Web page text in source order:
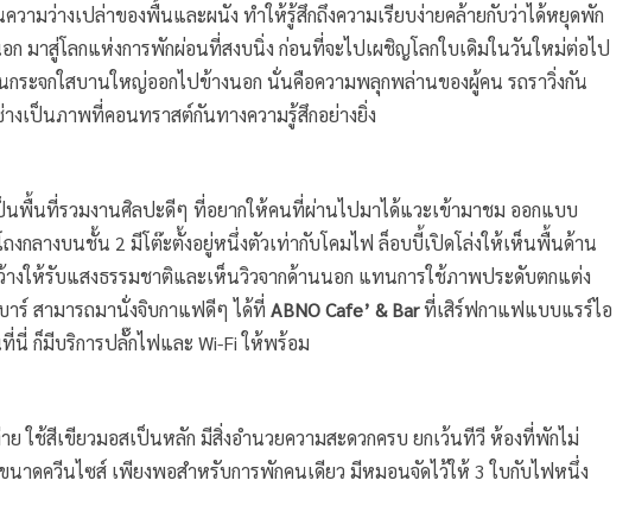
วามว่างเปล่าของพื้นและผนัง ทำให้รู้สึกถึงความเรียบง่ายคล้ายกับว่าได้หยุดพัก
ก มาสู่โลกแห่งการพักผ่อนที่สงบนิ่ง ก่อนที่จะไปเผชิญโลกใบเดิมในวันใหม่ต่อไป
ระจกใสบานใหญ่ออกไปข้างนอก นั่นคือความพลุกพล่านของผู้คน รถราวิ่งกัน
งเป็นภาพที่คอนทราสต์กันทางความรู้สึกอย่างยิ่ง
พื้นที่รวมงานศิลปะดีๆ ที่อยากให้คนที่ผ่านไปมาได้แวะเข้ามาชม ออกแบบ
ถงกลางบนชั้น 2 มีโต๊ะตั้งอยู่หนึ่งตัวเท่ากับโคมไฟ ล็อบบี้เปิดโล่งให้เห็นพื้นด้าน
างให้รับแสงธรรมชาติและเห็นวิวจากด้านนอก แทนการใช้ภาพประดับตกแต่ง
าร์ สามารถมานั่งจิบกาแฟดีๆ ได้ที่ ABNO Cafe’ & Barที่เสิร์ฟกาแฟแบบแรร์ไอ
นี่ ก็มีบริการปลั๊กไฟและ Wi-Fi ให้พร้อม
ใช้สีเขียวมอสเป็นหลัก มีสิ่งอำนวยความสะดวกครบ ยกเว้นทีวี ห้องที่พักไม่
นาดควีนไซส์ เพียงพอสำหรับการพักคนเดียว มีหมอนจัดไว้ให้ 3 ใบกับไฟหนึ่ง